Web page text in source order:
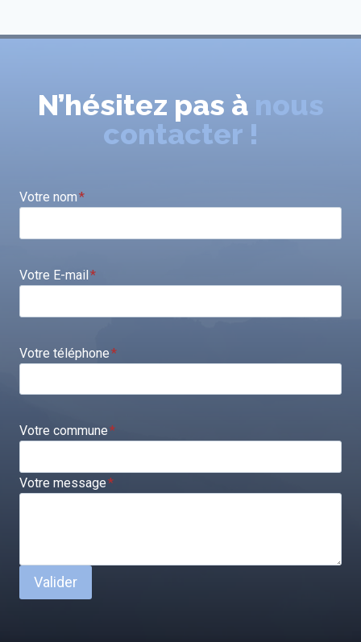
N’hésitez pas à nous
contacter !
Votre nom*
Votre E-mail*
Votre téléphone*
Votre commune*
Votre message*
Valider